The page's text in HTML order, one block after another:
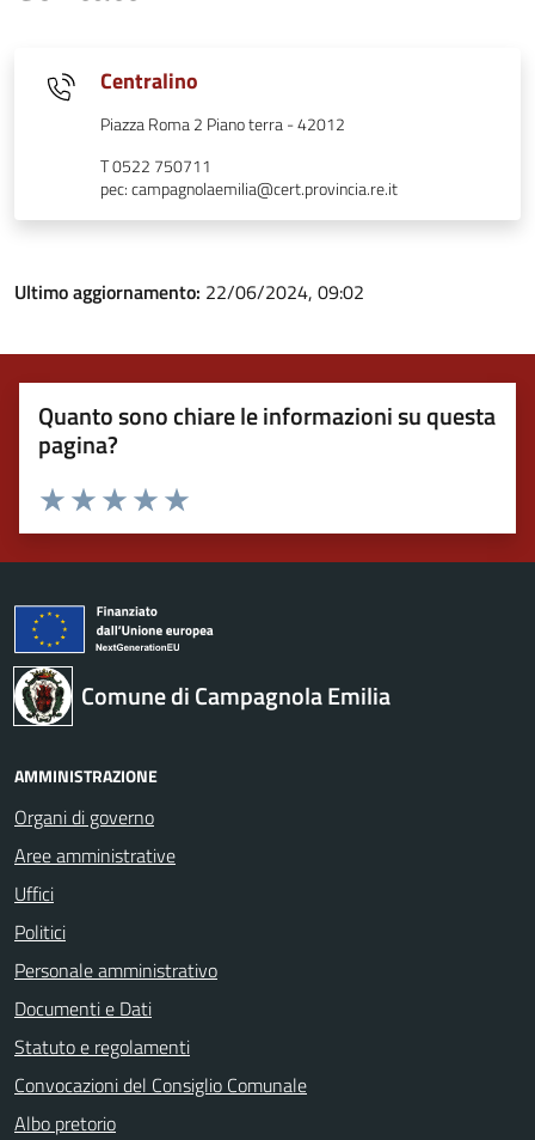
Centralino
Piazza Roma 2 Piano terra - 42012
T 0522 750711
pec: campagnolaemilia@cert.provincia.re.it
Ultimo aggiornamento: 22/06/2024, 09:02
Quanto sono chiare le informazioni su questa
pagina?
Valuta 5 stelle su 5
Valuta 4 stelle su 5
Valuta 3 stelle su 5
Valuta 2 stelle su 5
Valuta 1 stelle su 5
Comune di Campagnola Emilia
AMMINISTRAZIONE
Organi di governo
Aree amministrative
Uffici
Politici
Personale amministrativo
Documenti e Dati
Statuto e regolamenti
Convocazioni del Consiglio Comunale
Albo pretorio